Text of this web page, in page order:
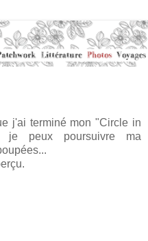
j'ai terminé mon "Circle in
je peux poursuivre ma